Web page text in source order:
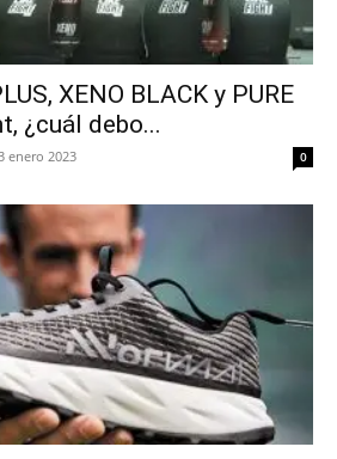
XENO BLACK y PURE
¿cuál debo...
enero 2023 0